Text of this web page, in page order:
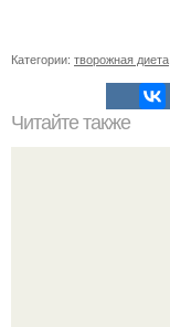
Категории: творожная диета
Читайте также